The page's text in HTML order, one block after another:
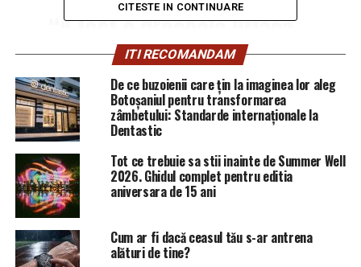
“A fost o greșeală uriașă
să petrec timp cu el, să-i
ofer credibilitate.
Am avut câteva cine cu el,
știți, sperând că ceea ce
spunea, despre obținerea
unor miliarde în scopuri
filantropice prin
CITESTE IN CONTINUARE
ITI RECOMANDAM
De ce buzoienii care țin la imaginea lor aleg
Botoșaniul pentru transformarea
zâmbetului: Standarde internaționale la
Dentastic
Tot ce trebuie sa stii inainte de Summer Well
2026. Ghidul complet pentru editia
aniversara de 15 ani
Cum ar fi dacă ceasul tău s-ar antrena
alături de tine?